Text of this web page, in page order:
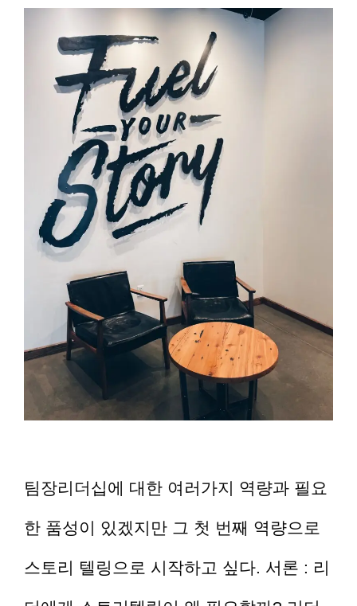
팀장리더십에 대한 여러가지 역량과 필요
한 품성이 있겠지만 그 첫 번째 역량으로
스토리 텔링으로 시작하고 싶다. 서론 : 리